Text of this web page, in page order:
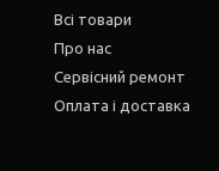
Всі товари
Про нас
Сервісний ремонт
Оплата і доставка